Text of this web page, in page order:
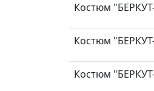
Костюм
Костюм
Костюм